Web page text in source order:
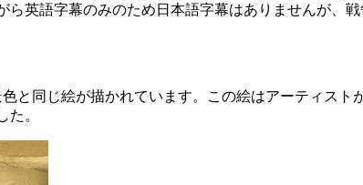
英語字幕のみのため日本語字幕はありませんが、
と同じ絵が描かれています。この絵はアーティスト
。